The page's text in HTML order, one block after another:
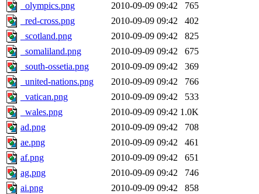
_olympics.png
2010-09-09 09:42
765
_red-cross.png
2010-09-09 09:42
402
_scotland.png
2010-09-09 09:42
825
_somaliland.png
2010-09-09 09:42
675
_south-ossetia.png
2010-09-09 09:42
369
_united-nations.png
2010-09-09 09:42
766
_vatican.png
2010-09-09 09:42
533
_wales.png
2010-09-09 09:42 1.0K
ad.png
2010-09-09 09:42
708
ae.png
2010-09-09 09:42
461
af.png
2010-09-09 09:42
651
ag.png
2010-09-09 09:42
746
ai.png
2010-09-09 09:42
858